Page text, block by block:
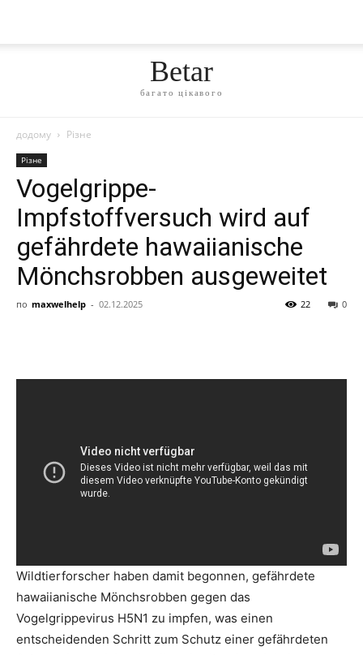
Betar
багато цікавого
додому Різне
Різне
Vogelgrippe-
Impfstoffversuch wird auf
gefährdete hawaiianische
Mönchsrobben ausgeweitet
по maxwelhelp - 02.12.2025 0
22
Wildtierforscher haben damit begonnen, gefährdete
hawaiianische Mönchsrobben gegen das
Vogelgrippevirus H5N1 zu impfen, was einen
entscheidenden Schritt zum Schutz einer gefährdeten